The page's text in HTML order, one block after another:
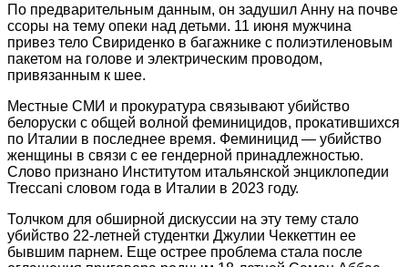
По предварительным данным, он задушил Анну на почве
ссоры на тему опеки над детьми. 11 июня мужчина
привез тело Свириденко в багажнике с полиэтиленовым
пакетом на голове и электрическим проводом,
привязанным к шее.
Местные СМИ и прокуратура связывают убийство
белоруски с общей волной феминицидов, прокатившихся
по Италии в последнее время. Феминицид — убийство
женщины в связи с ее гендерной принадлежностью.
Слово признано Институтом итальянской энциклопедии
Treccani словом года в Италии в 2023 году.
Толчком для обширной дискуссии на эту тему стало
убийство 22-летней студентки Джулии Чеккеттин ее
бывшим парнем. Еще острее проблема стала после